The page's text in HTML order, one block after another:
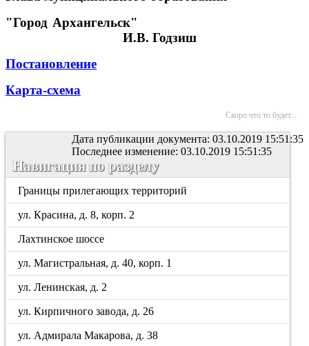
"Город Архангельск"
И.В. Годзиш
Постановление
Карта-схема
Скоро что то будет...
Дата публикации документа: 03.10.2019 15:51:35
Последнее изменение: 03.10.2019 15:51:35
Навигация по разделу
Границы прилегающих территорий
ул. Красина, д. 8, корп. 2
Лахтинское шоссе
ул. Магистральная, д. 40, корп. 1
ул. Ленинская, д. 2
ул. Кирпичного завода, д. 26
ул. Адмирала Макарова, д. 38